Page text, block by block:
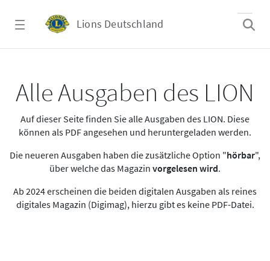
Lions Deutschland
Alle Ausgaben des LION
Auf dieser Seite finden Sie alle Ausgaben des LION. Diese
können als PDF angesehen und heruntergeladen werden.
Die neueren Ausgaben haben die zusätzliche Option "hörbar",
über welche das Magazin vorgelesen wird.
Ab 2024 erscheinen die beiden digitalen Ausgaben als reines
digitales Magazin (Digimag), hierzu gibt es keine PDF-Datei.